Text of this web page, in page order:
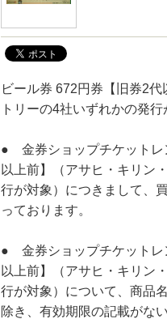
ビール券 672円券【旧券2
トリーの4社いずれかの発
● 金券ショップチケットレ
以上前】（アサヒ・キリン
行が対象）につきまして、
っております。
● 金券ショップチケットレ
以上前】（アサヒ・キリン
行が対象）について、商品
除き、有効期限の記載がな